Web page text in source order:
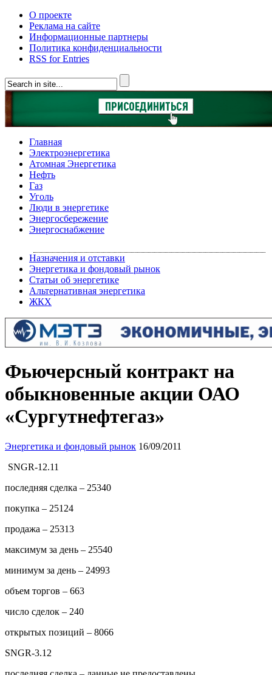
О проекте
Реклама на сайте
Информационные партнеры
Политика конфиденциальности
RSS for Entries
Главная
Электроэнергетика
Атомная Энергетика
Нефть
Газ
Уголь
Люди в энергетике
Энергосбережение
Энергоснабжение
Назначения и отставки
Энергетика и фондовый рынок
Статьи об энергетике
Альтернативная энергетика
ЖКХ
Фьючерсный контракт на
обыкновенные акции ОАО
«Сургутнефтегаз»
Энергетика и фондовый рынок 16/09/2011
SNGR-12.11
последняя сделка – 25340
покупка – 25124
продажа – 25313
максимум за день – 25540
минимум за день – 24993
объем торгов – 663
число сделок – 240
открытых позиций – 8066
SNGR-3.12